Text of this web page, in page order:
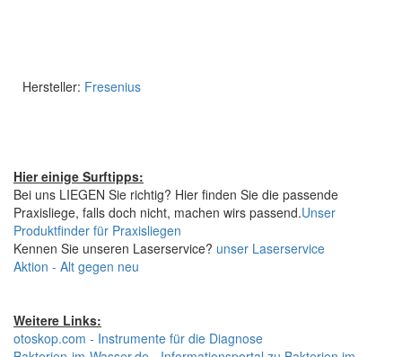
Hersteller: Fresenius
Hier einige Surftipps:
Bei uns LIEGEN Sie richtig? Hier finden Sie die passende
Praxisliege, falls doch nicht, machen wirs passend.Unser
Produktfinder für Praxisliegen
Kennen Sie unseren Laserservice? unser Laserservice
Aktion - Alt gegen neu
Weitere Links:
otoskop.com - Instrumente für die Diagnose